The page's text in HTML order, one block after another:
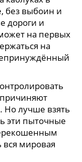
без выбоин и
дороги и
на первых
на
Но лучше взять
эти пыточные
вся мировая